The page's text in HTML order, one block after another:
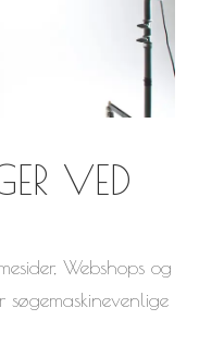
VED
Webshops og
søgemaskinevenlige